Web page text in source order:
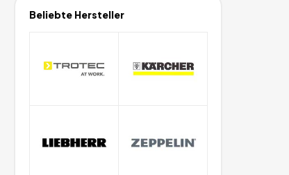
Beliebte Hersteller